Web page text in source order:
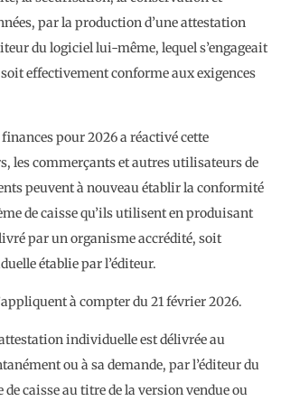
par la production d’une attestation
du logiciel lui-même, lequel s’engageait
soit effectivement conforme aux exigences
pour 2026 a réactivé cette
les commerçants et autres utilisateurs de
peuvent à nouveau établir la conformité
de caisse qu’ils utilisent en produisant
par un organisme accrédité, soit
établie par l’éditeur.
à compter du 21 février 2026.
individuelle est délivrée au
ou à sa demande, par l’éditeur du
caisse au titre de la version vendue ou